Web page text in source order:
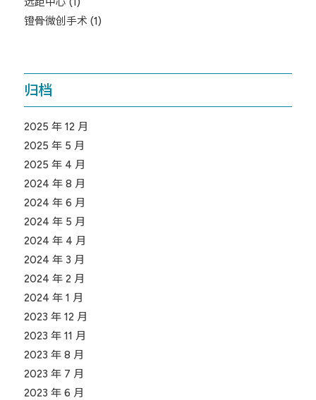
镫骨微创手术(1)
归档
2025 年 12 月
2025 年 5 月
2025 年 4 月
2024 年 8 月
2024 年 6 月
2024 年 5 月
2024 年 4 月
2024 年 3 月
2024 年 2 月
2024 年 1 月
2023 年 12 月
2023 年 11 月
2023 年 8 月
2023 年 7 月
2023 年 6 月